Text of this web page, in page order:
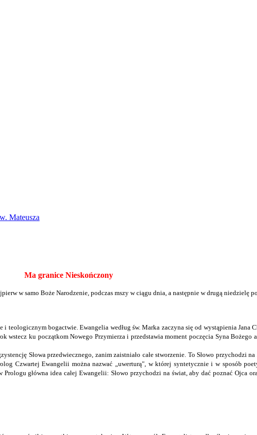
Mateusza
Ma granice Nieskończony
w samo Boże Narodzenie, podczas mszy w ciągu dnia, a następnie w drugą niedzielę
bogactwie. Ewangelia według św. Marka zaczyna się od wystąpienia Jana
ku początkom Nowego Przymierza i przedstawia moment poczęcia Syna Bożego
Słowa przedwiecznego, zanim zaistniało całe stworzenie. To Słowo przychodzi
Czwartej Ewangelii można nazwać „uwerturą", w której syntetycznie i w sposób
główna idea całej Ewangelii: Słowo przychodzi na świat, aby dać poznać Ojca